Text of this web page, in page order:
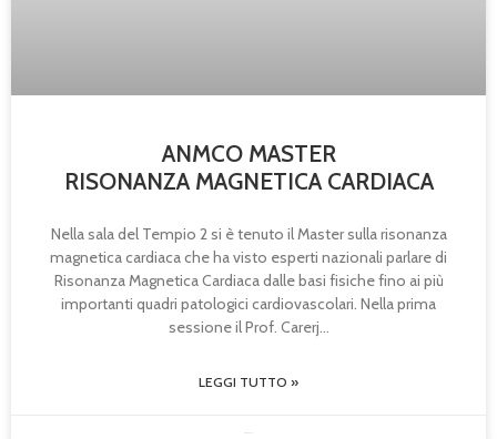
ANMCO MASTER
RISONANZA MAGNETICA CARDIACA
Nella sala del Tempio 2 si è tenuto il Master sulla risonanza
magnetica cardiaca che ha visto esperti nazionali parlare di
Risonanza Magnetica Cardiaca dalle basi fisiche fino ai più
importanti quadri patologici cardiovascolari. Nella prima
sessione il Prof. Carerj
LEGGI TUTTO »